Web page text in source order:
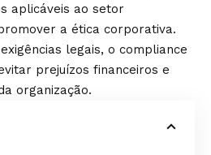
aplicáveis ao setor
a ética corporativa.
legais, o compliance
prejuízos financeiros e
organização.